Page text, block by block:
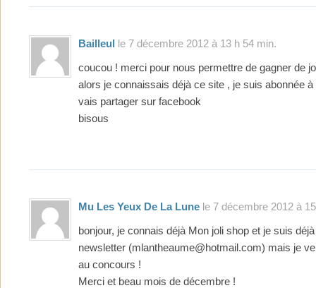
Bailleul le 7 décembre 2012 à 13 h 54 min.
coucou ! merci pour nous permettre de gagner de
alors je connaissais déjà ce site , je suis abonnée
vais partager sur facebook
bisous
Mu Les Yeux De La Lune le 7 décembre 2012 à
bonjour, je connais déjà Mon joli shop et je suis
newsletter (mlantheaume@hotmail.com) mais je
au concours !
Merci et beau mois de décembre !